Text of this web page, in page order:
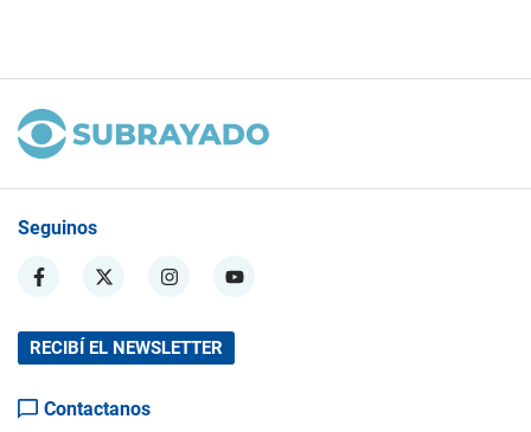
Seguinos
RECIBÍ EL NEWSLETTER
Contactanos